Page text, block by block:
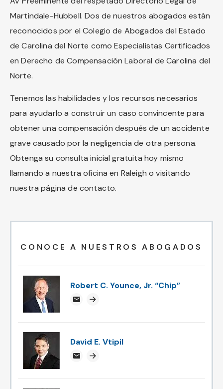
Martindale-Hubbell. Dos de nuestros abogados están
reconocidos por el Colegio de Abogados del Estado
de Carolina del Norte como Especialistas Certificados
en Derecho de Compensación Laboral de Carolina del
Norte.
Tenemos las habilidades y los recursos necesarios
para ayudarlo a construir un caso convincente para
obtener una compensación después de un accidente
grave causado por la negligencia de otra persona.
Obtenga su consulta inicial gratuita hoy mismo
llamando a nuestra oficina en Raleigh o visitando
nuestra página de contacto.
CONOCE A NUESTROS ABOGADOS
Robert C. Younce, Jr. “Chip”
chipyounce@attorneysnc.com
Attorney profile link
David E. Vtipil
devtipil@attorneysnc.com
Attorney profile link